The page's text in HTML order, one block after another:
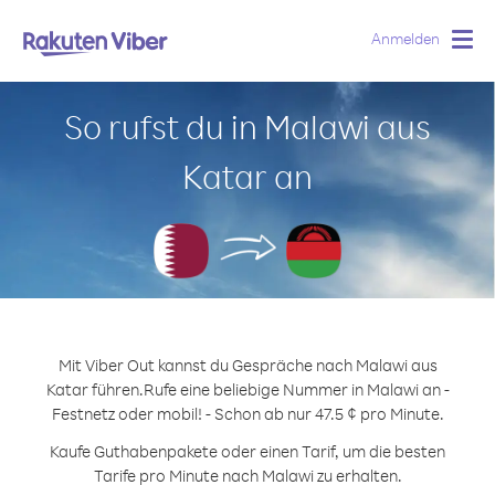
Anmelden
So rufst du in Malawi aus
Katar an
Mit Viber Out kannst du Gespräche nach Malawi aus
Katar führen.Rufe eine beliebige Nummer in Malawi an -
Festnetz oder mobil! - Schon ab nur 47.5 ¢ pro Minute.
Kaufe Guthabenpakete oder einen Tarif, um die besten
Tarife pro Minute nach Malawi zu erhalten.